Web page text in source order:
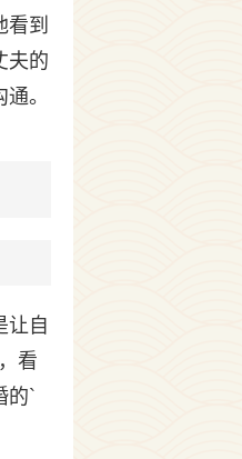
到
夫的
。
让自
看
的`